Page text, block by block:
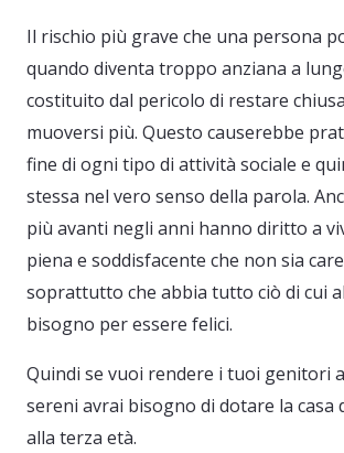
Il rischio più grave che una persona
quando diventa troppo anziana a
costituito dal pericolo di restare
muoversi più. Questo causerebbe
fine di ogni tipo di attività sociale e
stessa nel vero senso della parola.
più avanti negli anni hanno diritto a
piena e soddisfacente che non sia
soprattutto che abbia tutto ciò di cui
bisogno per essere felici.
Quindi se vuoi rendere i tuoi genitori
sereni avrai bisogno di dotare la casa
alla terza età.